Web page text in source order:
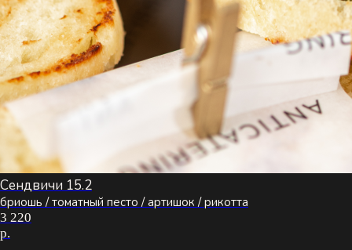
Сендвичи 15.2
бриошь / томатный песто / артишок / рикотта
3 220
р.